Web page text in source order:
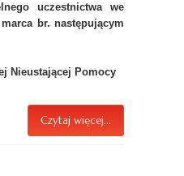
uczestnictwa we
br. następującym
Nieustającej Pomocy
Czytaj więcej...